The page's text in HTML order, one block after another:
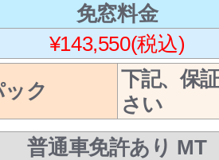
免窓料金
¥143,550(税込)
ク
下記、保
さい
普通車免許あり MT